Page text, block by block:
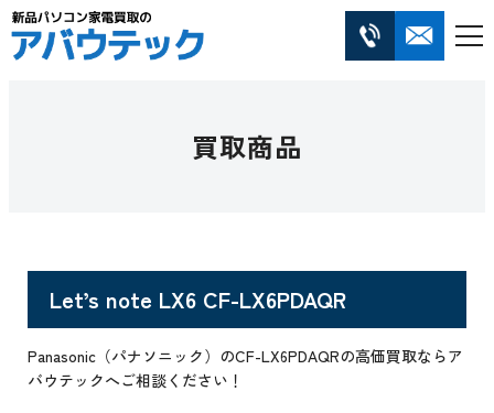
買取商品
Let’s note LX6 CF-LX6PDAQR
Panasonic（パナソニック）のCF-LX6PDAQRの高価買取ならア
バウテックへご相談ください！